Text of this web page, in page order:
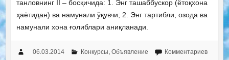
танловнинг II – босқичида: 1. Энг ташаббускор (ётоқхона
ҳаётидан) ва намунали ўқувчи; 2. Энг тартибли, озода ва
намунали хона ғолиблари аниқланади.
06.03.2014 Конкурсы, Объявление
Комментариев